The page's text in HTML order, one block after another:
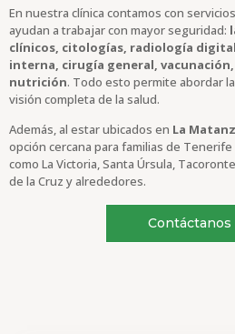
En nuestra clínica contamos con
ayudan a trabajar con mayor seguridad:
clínicos, citologías, radiología
interna, cirugía general,
nutrición. Todo esto permite abordar
visión completa de la salud.
Además, al estar ubicados en La
opción cercana para familias de
como La Victoria, Santa Úrsula,
de la Cruz y alrededores.
Contáctanos